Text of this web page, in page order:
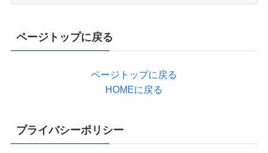
ページトップに戻る
ページトップに戻る
HOMEに戻る
プライバシーポリシー